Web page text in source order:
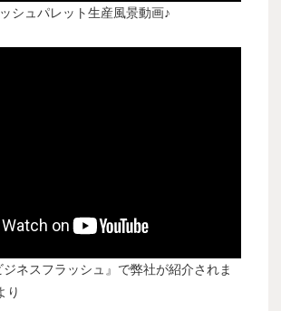
シュパレット生産風景動画♪
ネスフラッシュ』で弊社が紹介されま
り